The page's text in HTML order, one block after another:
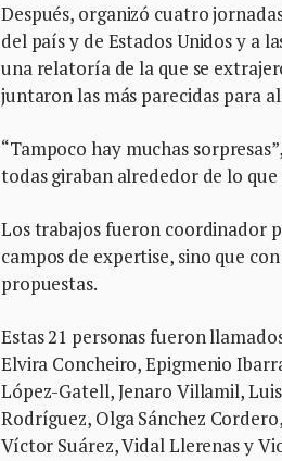
Después, organizó cuatro
del país y de Estados Unidos y a
una relatoría de la que se
juntaron las más parecidas para
“Tampoco hay muchas
todas giraban alrededor de lo
Los trabajos fueron coordinador
campos de expertise, sino que
propuestas.
Estas 21 personas fueron
Elvira Concheiro, Epigmenio
López-Gatell, Jenaro Villamil,
Rodríguez, Olga Sánchez
Víctor Suárez, Vidal Llerenas y